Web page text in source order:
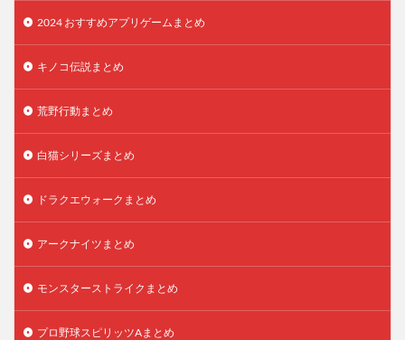
2024 おすすめアプリゲームまとめ
キノコ伝説まとめ
荒野行動まとめ
白猫シリーズまとめ
ドラクエウォークまとめ
アークナイツまとめ
モンスターストライクまとめ
プロ野球スピリッツAまとめ